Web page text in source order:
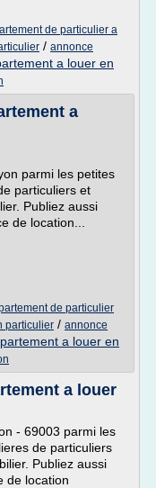
de particulier a
/ annonce
a louer en
a
parmi les petites
particuliers et
Publiez aussi
de location...
de particulier
particulier / annonce
a louer en
a louer
- 69003 parmi les
de particuliers
Publiez aussi
de location